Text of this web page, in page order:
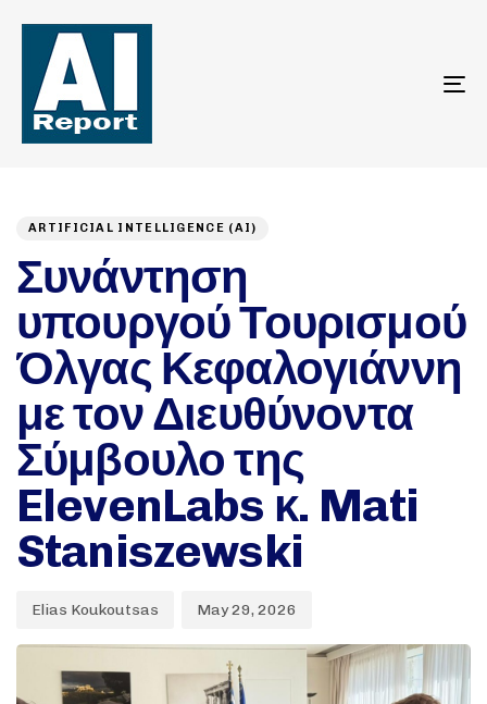
ARTIFICIAL INTELLIGENCE (AI)
Συνάντηση
υπουργού Τουρισμού
Όλγας Κεφαλογιάννη
με τον Διευθύνοντα
Σύμβουλο της
ElevenLabs κ. Mati
Staniszewski
Elias Koukoutsas May 29, 2026